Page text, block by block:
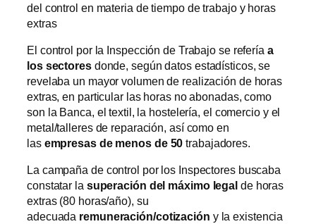
del control en materia de tiempo de trabajo y horas
extras
El control por la Inspección de Trabajo se refería a
los sectoresdonde, según datos estadísticos, se
revelaba un mayor volumen de realización de horas
extras, en particular las horas no abonadas, como
son la Banca, el textil, la hostelería, el comercio y el
metal/talleres de reparación, así como en
las empresas de menos de 50 trabajadores.
La campaña de control por los Inspectores buscaba
constatar la superación del máximo legal de horas
extras (80 horas/año), su
adecuada remuneración/cotización y la existencia